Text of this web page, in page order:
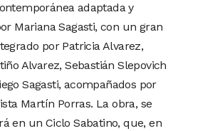
adaptada y
Mariana Sagasti, con un gran
por Patricia Alvarez,
Alvarez, Sebastián Slepovich
Sagasti, acompañados por
Martín Porras. La obra, se
en un Ciclo Sabatino, que, en